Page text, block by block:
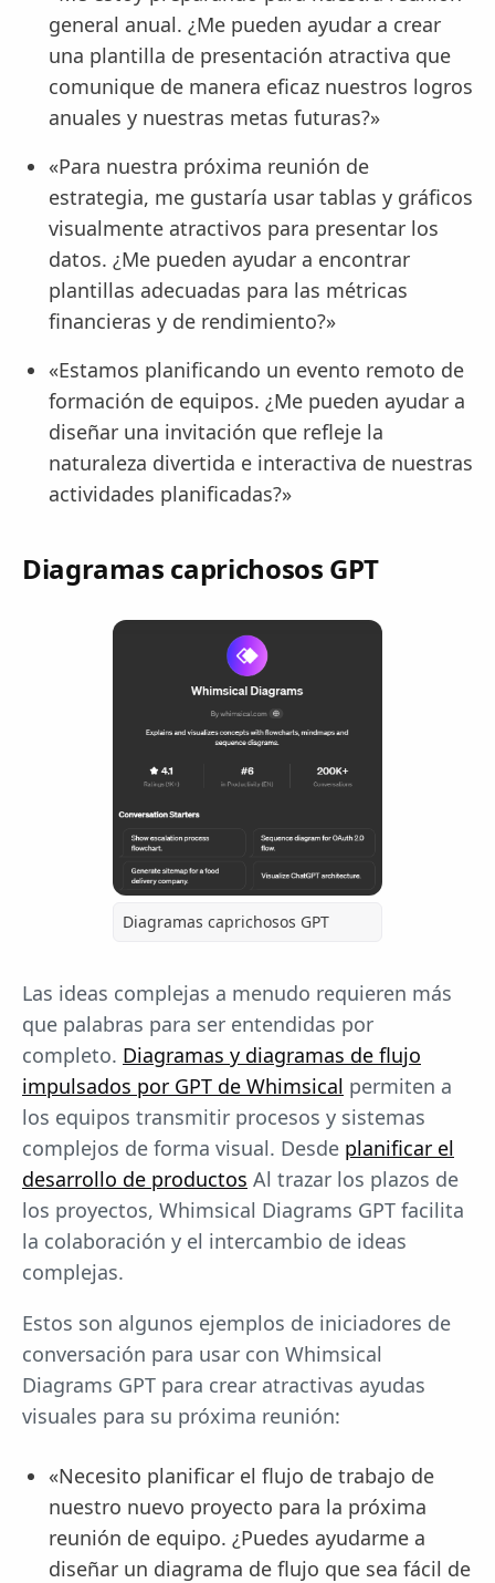
general anual. ¿Me pueden ayudar a crear
una plantilla de presentación atractiva que
comunique de manera eficaz nuestros logros
anuales y nuestras metas futuras?»
«Para nuestra próxima reunión de
estrategia, me gustaría usar tablas y gráficos
visualmente atractivos para presentar los
datos. ¿Me pueden ayudar a encontrar
plantillas adecuadas para las métricas
financieras y de rendimiento?»
«Estamos planificando un evento remoto de
formación de equipos. ¿Me pueden ayudar a
diseñar una invitación que refleje la
naturaleza divertida e interactiva de nuestras
actividades planificadas?»
Diagramas caprichosos GPT
Diagramas caprichosos GPT
Las ideas complejas a menudo requieren más
que palabras para ser entendidas por
completo. Diagramas y diagramas de flujo
impulsados por GPT de Whimsical permiten a
los equipos transmitir procesos y sistemas
complejos de forma visual. Desde planificar el
desarrollo de productos Al trazar los plazos de
los proyectos, Whimsical Diagrams GPT facilita
la colaboración y el intercambio de ideas
complejas.
Estos son algunos ejemplos de iniciadores de
conversación para usar con Whimsical
Diagrams GPT para crear atractivas ayudas
visuales para su próxima reunión:
«Necesito planificar el flujo de trabajo de
nuestro nuevo proyecto para la próxima
reunión de equipo. ¿Puedes ayudarme a
diseñar un diagrama de flujo que sea fácil de